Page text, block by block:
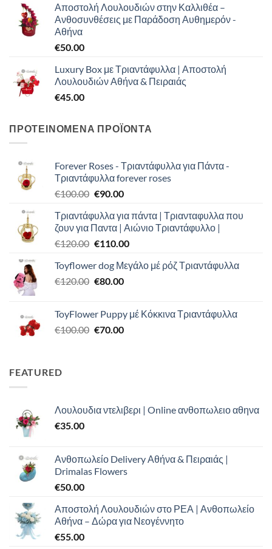
Αποστολή Λουλουδιών στην Καλλιθέα –
Ανθοσυνθέσεις με Παράδοση Αυθημερόν -
Αθήνα
€50.00
Luxury Box με Τριαντάφυλλα | Αποστολή
Λουλουδιών Αθήνα & Πειραιάς
€45.00
ΠΡΟΤΕΙΝΟΜΕΝΑ ΠΡΟΪΟΝΤΑ
Forever Roses - Τριαντάφυλλα για Πάντα -
Τριαντάφυλλα forever roses
€100.00 Original
was:
€100.00.
€90.00Η
τιμή
είναι:
€90.00.
Τριαντάφυλλα για πάντα | Τριανταφυλλα που
ζουν για Παντα | Αιώνιο Τριαντάφυλλο |
€120.00 Original
was:
€120.00.
€110.00Η
τιμή
Toyflower dog Μεγάλο μέ ρόζ Τριαντάφυλλα
€120.00 Original
€120.00.
€80.00Η
είναι:
€80.00.
ToyFlower Puppy μέ Κόκκινα Τριαντάφυλλα
€100.00 Original
€70.00Η
FEATURED
Λουλουδια ντελιβερι | Online ανθοπωλειο αθηνα
€35.00
Ανθοπωλείο Delivery Αθήνα & Πειραιάς |
Drimalas Flowers
€50.00
Αποστολή Λουλουδιών στο ΡΕΑ | Ανθοπωλείο
Αθήνα – Δώρα για Νεογέννητο
€55.00